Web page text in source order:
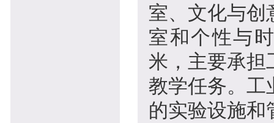
室、文化与创
室和个性与
米，主要承担
教学任务。工
的实验设施和